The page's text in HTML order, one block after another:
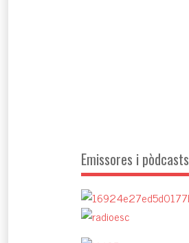
Emissores i pòdcasts